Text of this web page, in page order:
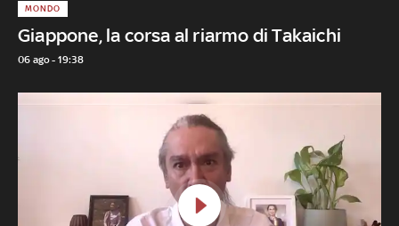
Giappone, la corsa al riarmo di Takaichi
MONDO
06 ago - 19:38